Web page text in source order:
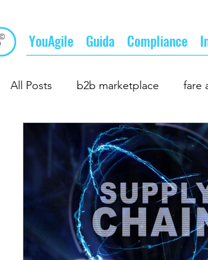
YouAgile Guida Compliance
All Posts b2b marketplace fare
b2b matching fare business
il futuro del lavoro il futuro del
supply chain